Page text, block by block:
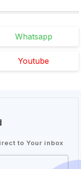
Whatsapp
Youtube
to Your inbox